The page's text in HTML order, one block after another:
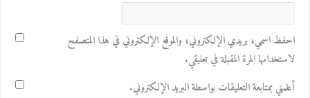
احفظ اسمي، بريدي الإلكتروني، والموقع الإلكتروني في هذا المتصفح
لاستخدامها المرة المقبلة في تعليقي.
أعلمني بمتابعة التعليقات بواسطة البريد الإلكتروني.